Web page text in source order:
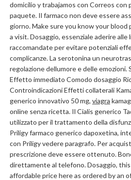
domicilio y trabajamos con Correos con
paquete. Il farmaco non deve essere
giorno. Make sure you know your
a visit. Dosaggio, essenziale aderire alle
raccomandate per evitare potenziali
complicanze. La serotonina un
regolazione dellumore e delle emozioni.
Effetto immediato Comodo dosaggio
Controindicazioni Effetti collaterali
generico innovativo 50 mg, viagra
online senza ricetta. Il Cialis generico
utilizzato per il trattamento della
Priligy farmaco generico dapoxetina,
con Priligy vedere paragrafo. Per
prescrizione deve essere ottenuto.
direttamente al telefono. Dosaggio,
affordable price here as ordered by an